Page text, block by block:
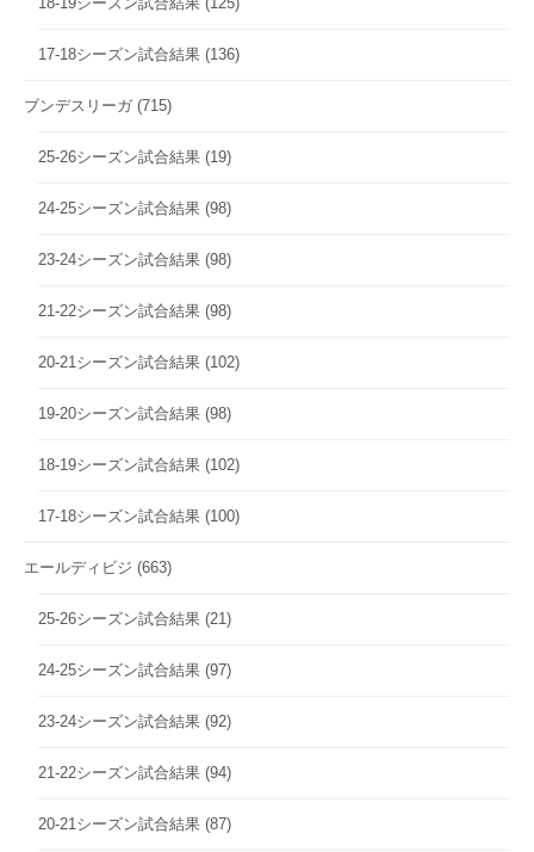
17-18シーズン試合結果 (136)
ブンデスリーガ (715)
25-26シーズン試合結果 (19)
24-25シーズン試合結果 (98)
23-24シーズン試合結果 (98)
21-22シーズン試合結果 (98)
20-21シーズン試合結果 (102)
19-20シーズン試合結果 (98)
18-19シーズン試合結果 (102)
17-18シーズン試合結果 (100)
エールディビジ (663)
25-26シーズン試合結果 (21)
24-25シーズン試合結果 (97)
23-24シーズン試合結果 (92)
21-22シーズン試合結果 (94)
20-21シーズン試合結果 (87)